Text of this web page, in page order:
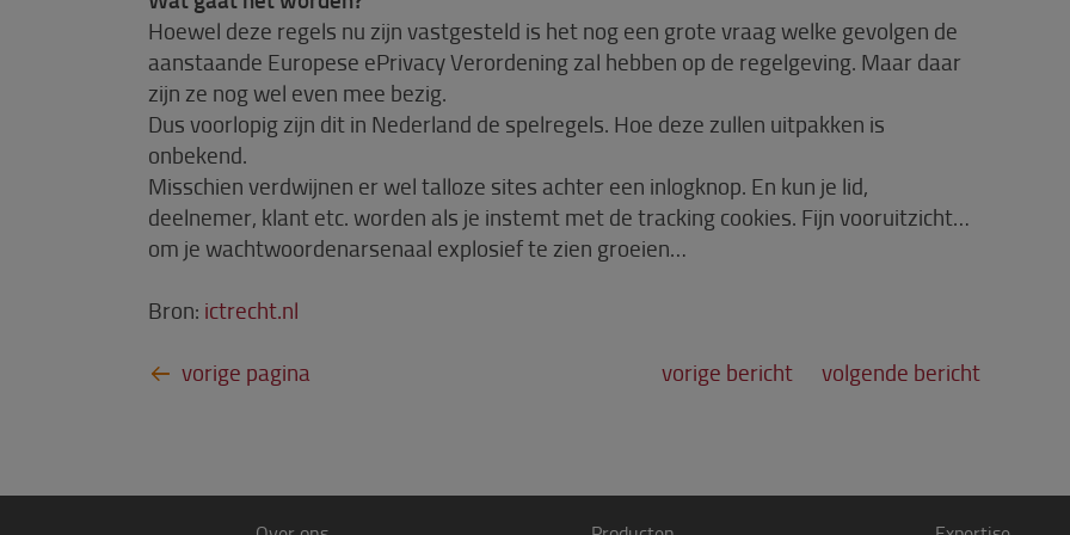
Hoewel deze regels nu zijn vastgesteld is het nog een grote vraag welke gevolgen de
aanstaande Europese ePrivacy Verordening zal hebben op de regelgeving. Maar daar
zijn ze nog wel even mee bezig.
Dus voorlopig zijn dit in Nederland de spelregels. Hoe deze zullen uitpakken is
onbekend.
Misschien verdwijnen er wel talloze sites achter een inlogknop. En kun je lid,
deelnemer, klant etc. worden als je instemt met de tracking cookies. Fijn vooruitzicht…
om je wachtwoordenarsenaal explosief te zien groeien…
Bron: ictrecht.nl
vorige bericht
volgende bericht